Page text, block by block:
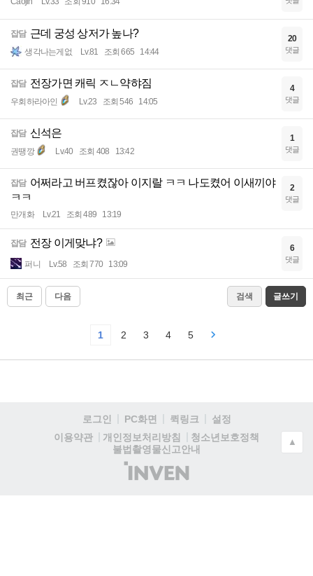
잡담 근데 궁성 상저가 높나?
생각나는게없 Lv.81 조회 665 14:44
20
댓글
잡담 전장가면 캐릭 ㅈㄴ약햐짐
우회하라아인 Lv.23 조회 546 14:05
4
댓글
잡담 신석은
권땡깡 Lv.40 조회 408 13:42
1
댓글
잡담 어쩌라고 버프켰잖아 이지랄 ㅋㅋ 나도켰어 이새끼야
ㅋㅋ
만개화 Lv.21 조회 489 13:19
2
댓글
잡담 전장 이게맞냐?
퍼니 Lv.58 조회 770 13:09
6
댓글
최근 다음 검색 글쓰기
1 2 3 4 5
로그인 PC화면 퀵링크
설정
이용약관
개인정보처리방침
청소년보호정책
불법촬영물신고안내
(주)
인
▲